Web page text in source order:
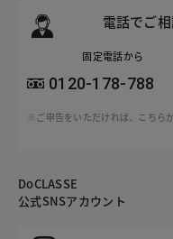
電話でご
固定電話から
0120-178-788
※ご申告をいただければ、こちら
DoCLASSE
公式SNSアカウント